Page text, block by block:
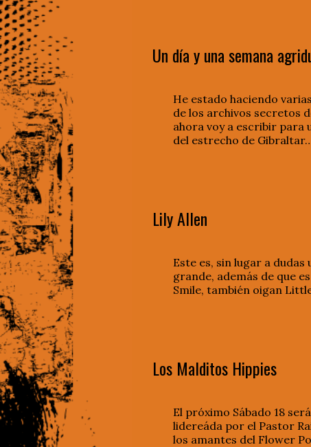
Un día y una semana
He estado haciendo
de los archivos secretos
ahora voy a escribir
del estrecho de
Lily Allen
Este es, sin lugar a
grande, además de que
Smile, también oigan
Los Malditos Hippies
El próximo Sábado 18
lidereáda por el Pastor
los amantes del Flower